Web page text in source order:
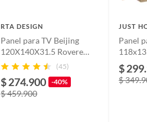
RTA DESIGN
Panel para TV Beijing
120X140X31.5 Rovere
Blanco
(45)
$ 274.900 -40%
$ 459.900
JUST
Panel
$
$